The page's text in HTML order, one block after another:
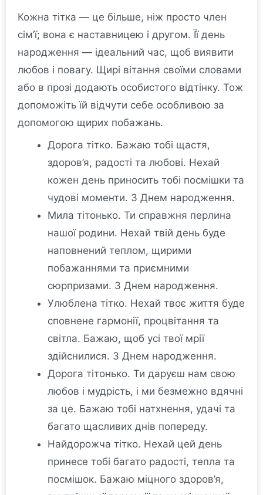
Кожна тітка — це більше, ніж просто член
сім’ї; вона є наставницею і другом. Її день
народження — ідеальний час, щоб виявити
любов і повагу. Щирі вітання своїми словами
або в прозі додають особистого відтінку. Тож
допоможіть їй відчути себе особливою за
допомогою щирих побажань.
Дорога тітко. Бажаю тобі щастя,
здоров’я, радості та любові. Нехай
кожен день приносить тобі посмішки та
чудові моменти. З Днем народження.
Мила тітонько. Ти справжня перлина
нашої родини. Нехай твій день буде
наповнений теплом, щирими
побажаннями та приємними
сюрпризами. З Днем народження.
Улюблена тітко. Нехай твоє життя буде
сповнене гармонії, процвітання та
світла. Бажаю, щоб усі твої мрії
здійснилися. З Днем народження.
Дорога тітонько. Ти даруєш нам свою
любов і мудрість, і ми безмежно вдячні
за це. Бажаю тобі натхнення, удачі та
багато щасливих днів попереду.
Найдорожча тітко. Нехай цей день
принесе тобі багато радості, тепла та
посмішок. Бажаю міцного здоров’я,